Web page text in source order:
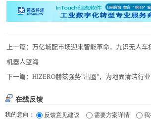
上一篇：万亿城配市场迎来智能革命，九识无人车
机器人蓝海
下一篇：HIZERO赫兹强势"出圈"，为地面清洁行